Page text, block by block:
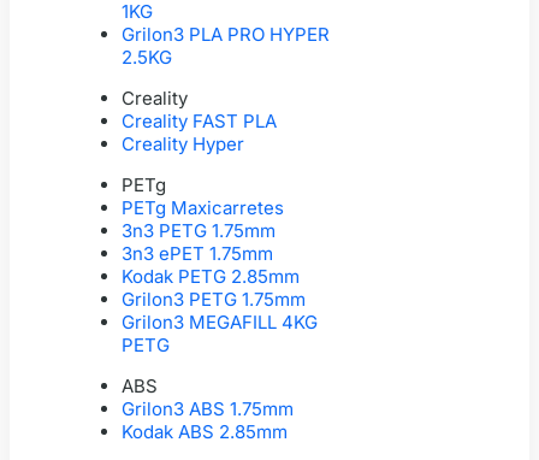
1KG
Grilon3 PLA PRO HYPER
2.5KG
Creality
Creality FAST PLA
Creality Hyper
PETg
PETg Maxicarretes
3n3 PETG 1.75mm
3n3 ePET 1.75mm
Kodak PETG 2.85mm
Grilon3 PETG 1.75mm
Grilon3 MEGAFILL 4KG
PETG
ABS
Grilon3 ABS 1.75mm
Kodak ABS 2.85mm